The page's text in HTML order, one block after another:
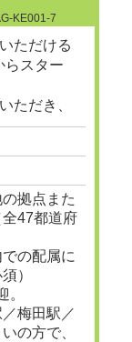
KE001-7
ただける
らスター
ただき、
ジャーと
ン、ショ
規模な建
きを見る
拠点また
47都道府
の配属に
）
。
梅田駅／
の方で、